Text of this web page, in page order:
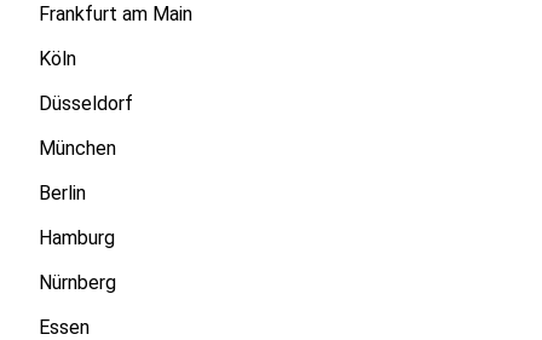
Frankfurt am Main
Köln
Düsseldorf
München
Berlin
Hamburg
Nürnberg
Essen